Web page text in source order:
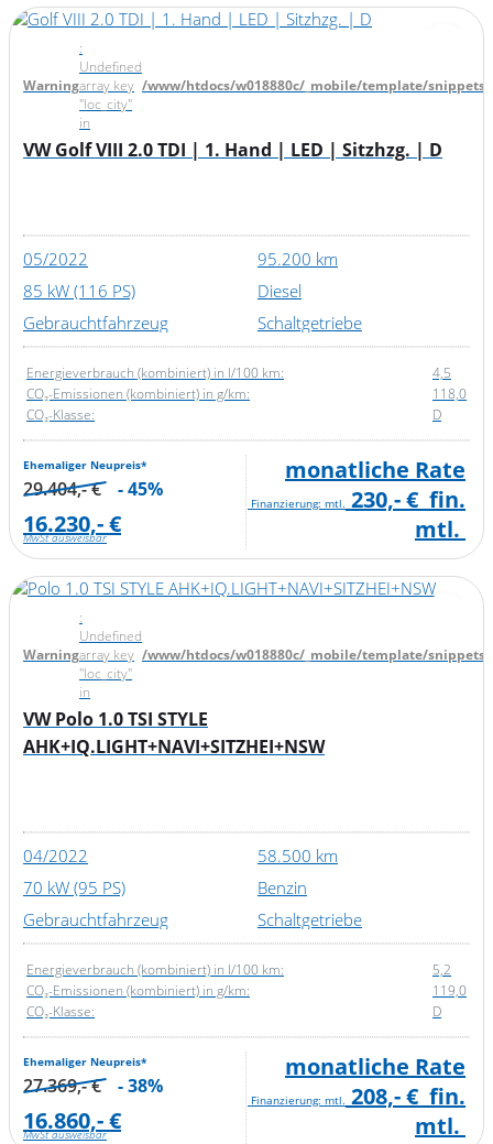
Warning
:
Undefined
array key
"loc_city"
in
/www/htdocs/w018880c/_mobile/template/
VW Golf VIII 2.0 TDI | 1. Hand | LED | Sitzhzg. | D
05/2022
95.200 km
85 kW (116 PS)
Diesel
Gebrauchtfahrzeug
Schaltgetriebe
Energieverbrauch (kombiniert) in l/100 km:
4,5
CO₂-Emissionen (kombiniert) in g/km:
118,0
CO₂-Klasse:
D
Ehemaliger Neupreis*
29.404,- € - 45%
16.230,- €
MwSt ausweisbar
monatliche Rate
Finanzierung: mtl. 230,- € fin.
mtl.
Warning
:
Undefined
array key
"loc_city"
in
/www/htdocs/w018880c/_mobile/template/
VW Polo 1.0 TSI STYLE
AHK+IQ.LIGHT+NAVI+SITZHEI+NSW
04/2022
58.500 km
70 kW (95 PS)
Benzin
Gebrauchtfahrzeug
Schaltgetriebe
Energieverbrauch (kombiniert) in l/100 km:
5,2
CO₂-Emissionen (kombiniert) in g/km:
119,0
CO₂-Klasse:
D
Ehemaliger Neupreis*
27.369,- € - 38%
16.860,- €
MwSt ausweisbar
monatliche Rate
Finanzierung: mtl. 208,- € fin.
mtl.